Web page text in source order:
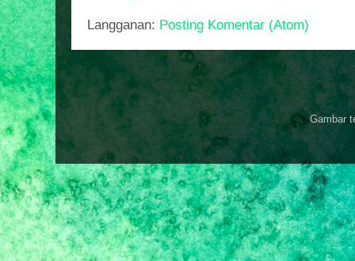
Langganan: Posting Komentar (Atom)
Gambar